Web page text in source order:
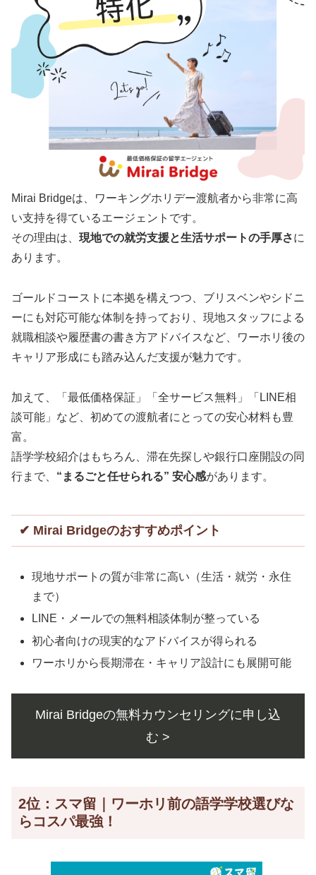
Mirai Bridgeは、ワーキングホリデー渡航者から非常に高
い支持を得ているエージェントです。
その理由は、 現地での就労支援と生活サポートの手厚さに
あります。
ゴールドコーストに本拠を構えつつ、ブリスベンやシドニ
ーにも対応可能な体制を持っており、現地スタッフによる
就職相談や履歴書の書き方アドバイスなど、ワーホリ後の
キャリア形成にも踏み込んだ支援が魅力です。
加えて、「最低価格保証」「全サービス無料」「LINE相
談可能」など、初めての渡航者にとっての安心材料も豊
富。
語学学校紹介はもちろん、滞在先探しや銀行口座開設の同
行まで、 “まるごと任せられる” 安心感があります。
✔ Mirai Bridgeのおすすめポイント
現地サポートの質が非常に高い（生活・就労・永住
まで）
LINE・メールでの無料相談体制が整っている
初心者向けの現実的なアドバイスが得られる
ワーホリから長期滞在・キャリア設計にも展開可能
Mirai Bridgeの無料カウンセリングに申し込
む >
2位：スマ留｜ワーホリ前の語学学校選びな
らコスパ最強！